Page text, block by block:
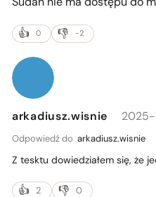
0 -2
arkadiusz.wisnie 2025-
Odpowiedź do arkadiusz.wisnie
Z tesktu dowiedziałem się, że
2 0